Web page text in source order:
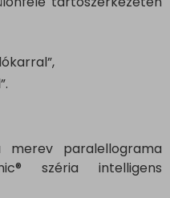
merev paralellograma
széria intelligens